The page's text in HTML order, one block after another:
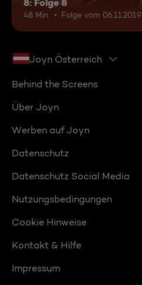
8: Folge 8
48 Min. Folge vom 06.11.2019
Joyn Österreich
Behind the Screens
Über Joyn
Werben auf Joyn
Datenschutz
Datenschutz Social Media
Nutzungsbedingungen
Cookie Hinweise
Kontakt & Hilfe
Impressum